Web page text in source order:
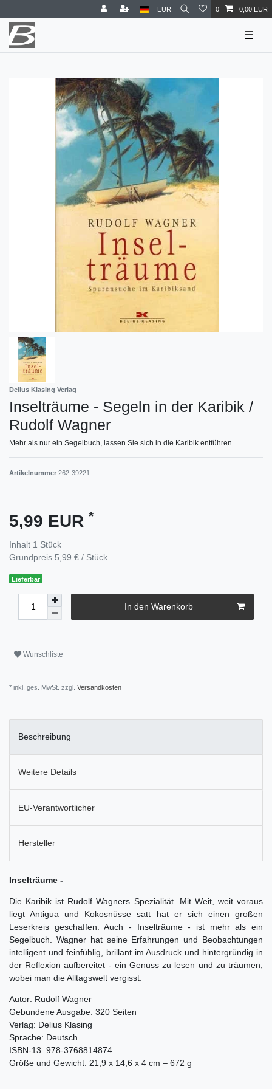
EUR 0 0,00 EUR
☰
Delius Klasing Verlag
Inselträume - Segeln in der Karibik /
Rudolf Wagner
Mehr als nur ein Segelbuch, lassen Sie sich in die Karibik entführen.
Artikelnummer 262-39221
5,99 EUR *
Inhalt 1 Stück
Grundpreis 5,99 € / Stück
Lieferbar
In den Warenkorb
Wunschliste
* inkl. ges. MwSt. zzgl. Versandkosten
Beschreibung
Weitere Details
EU-Verantwortlicher
Hersteller
Inselträume -
Die Karibik ist Rudolf Wagners Spezialität. Mit Weit, weit voraus
liegt Antigua und Kokosnüsse satt hat er sich einen großen
Leserkreis geschaffen. Auch - Inselträume - ist mehr als ein
Segelbuch. Wagner hat seine Erfahrungen und Beobachtungen
intelligent und feinfühlig, brillant im Ausdruck und hintergründig in
der Reflexion aufbereitet - ein Genuss zu lesen und zu träumen,
wobei man die Alltagswelt vergisst.
Autor: Rudolf Wagner
Gebundene Ausgabe: 320 Seiten
Verlag: Delius Klasing
Sprache: Deutsch
ISBN-13: 978-3768814874
Größe und Gewicht: 21,9 x 14,6 x 4 cm – 672 g